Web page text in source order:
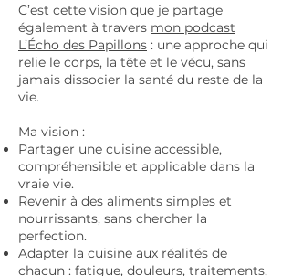
C’est cette vision que je partage
également à travers mon podcast
L’Écho des Papillons : une approche qui
relie le corps, la tête et le vécu, sans
jamais dissocier la santé du reste de la
vie.
Ma vision :
Partager une cuisine accessible,
compréhensible et applicable dans la
vraie vie.
Revenir à des aliments simples et
nourrissants, sans chercher la
perfection.
Adapter la cuisine aux réalités de
chacun : fatigue, douleurs, traitements,